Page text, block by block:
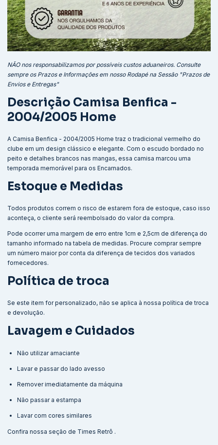
NÃO nos responsabilizamos por possíveis custos aduaneiros. Consulte
sempre os Prazos e Informações em nosso Rodapé na Sessão "Prazos de
Envios e Entregas"
Descrição Camisa Benfica -
2004/2005 Home
A Camisa Benfica - 2004/2005 Home traz o tradicional vermelho do
clube em um design clássico e elegante. Com o escudo bordado no
peito e detalhes brancos nas mangas, essa camisa marcou uma
temporada memorável para os Encarnados.
Estoque e Medidas
Todos produtos correm o risco de estarem fora de estoque, caso isso
aconteça, o cliente será reembolsado do valor da compra.
Pode ocorrer uma margem de erro entre 1cm e 2,5cm de diferença do
tamanho informado na tabela de medidas. Procure comprar sempre
um número maior por conta da diferença de tecidos dos variados
fornecedores.
Política de troca
Se este item for personalizado, não se aplica à nossa política de troca
e devolução.
Lavagem e Cuidados
Não utilizar amaciante
Lavar e passar do lado avesso
Remover imediatamente da máquina
Não passar a estampa
Lavar com cores similares
Confira nossa seção de Times Retrô .